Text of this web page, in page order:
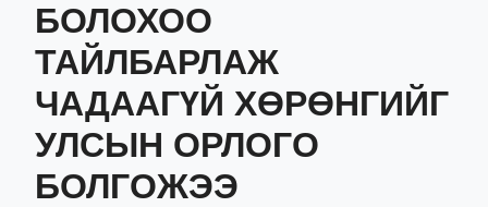
БОЛОХОО
ТАЙЛБАРЛАЖ
ЧАДААГҮЙ ХӨРӨНГИЙГ
УЛСЫН ОРЛОГО
БОЛГОЖЭЭ